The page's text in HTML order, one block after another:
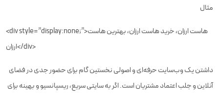
مثال
<div style=”display:none;”>هاست ارزان، خرید هاست ارزان، بهترین هاست
ارزان</div>
داشتن یک وب‌سایت حرفه‌ای و اصولی نخستین گام برای حضور جدی در فضای
آنلاین و جلب اعتماد مشتریان است. اگر به سایتی سریع، ریسپانسیو و بهینه برای